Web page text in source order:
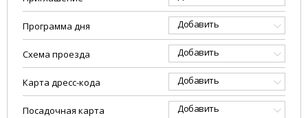
Программа дня Добавить
Схема проезда Добавить
Карта дресс-кода Добавить
Посадочная карта Добавить